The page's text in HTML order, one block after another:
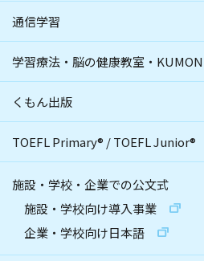
通信学習
学習療法・脳の健康教室・
くもん出版
TOEFL Primary® /TOEFL Junior®
施設・学校・企業での公文式
施設・学校向け導入事業
企業・学校向け日本語